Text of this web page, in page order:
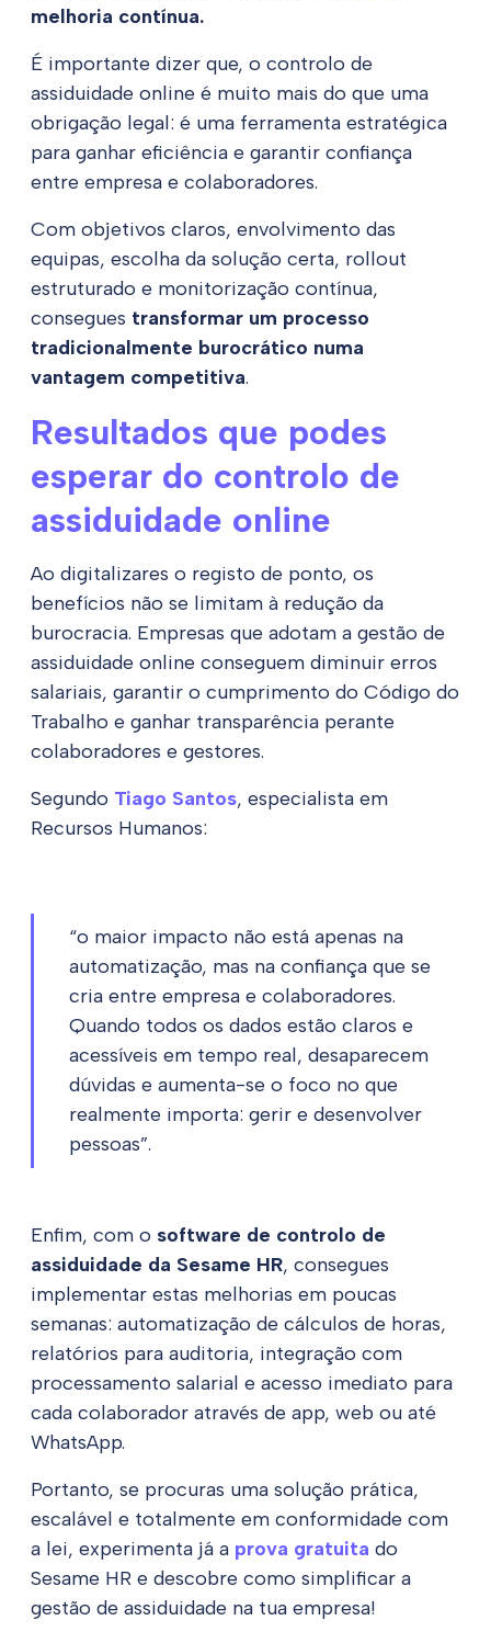
melhoria contínua.
É importante dizer que, o controlo de
assiduidade online é muito mais do que uma
obrigação legal: é uma ferramenta estratégica
para ganhar eficiência e garantir confiança
entre empresa e colaboradores.
Com objetivos claros, envolvimento das
equipas, escolha da solução certa, rollout
estruturado e monitorização contínua,
consegues transformar um processo
tradicionalmente burocrático numa
vantagem competitiva.
Resultados que podes
esperar do controlo de
assiduidade online
Ao digitalizares o registo de ponto, os
benefícios não se limitam à redução da
burocracia. Empresas que adotam a gestão de
assiduidade online conseguem diminuir erros
salariais, garantir o cumprimento do Código do
Trabalho e ganhar transparência perante
colaboradores e gestores.
Segundo Tiago Santos, especialista em
Recursos Humanos:
“o maior impacto não está apenas na
automatização, mas na confiança que se
cria entre empresa e colaboradores.
Quando todos os dados estão claros e
acessíveis em tempo real, desaparecem
dúvidas e aumenta-se o foco no que
realmente importa: gerir e desenvolver
pessoas”.
Enfim, com o software de controlo de
assiduidade da Sesame HR, consegues
implementar estas melhorias em poucas
semanas: automatização de cálculos de horas,
relatórios para auditoria, integração com
processamento salarial e acesso imediato para
cada colaborador através de app, web ou até
WhatsApp.
Portanto, se procuras uma solução prática,
escalável e totalmente em conformidade com
a lei, experimenta já a prova gratuita do
Sesame HR e descobre como simplificar a
gestão de assiduidade na tua empresa!